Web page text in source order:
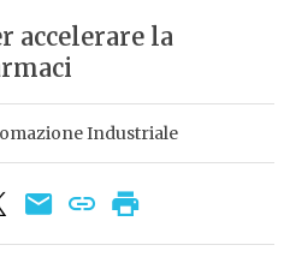
accelerare la
Industriale